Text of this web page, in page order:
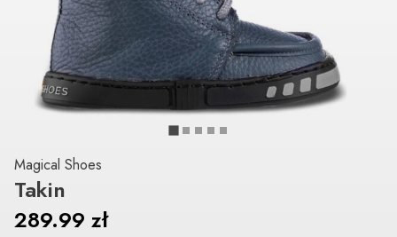
Magical Shoes
Takin
289.99 zł